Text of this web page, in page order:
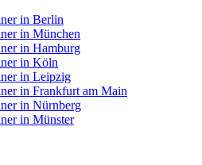
in Berlin
in München
in Hamburg
in Köln
in Leipzig
in Frankfurt am Main
in Nürnberg
in Münster